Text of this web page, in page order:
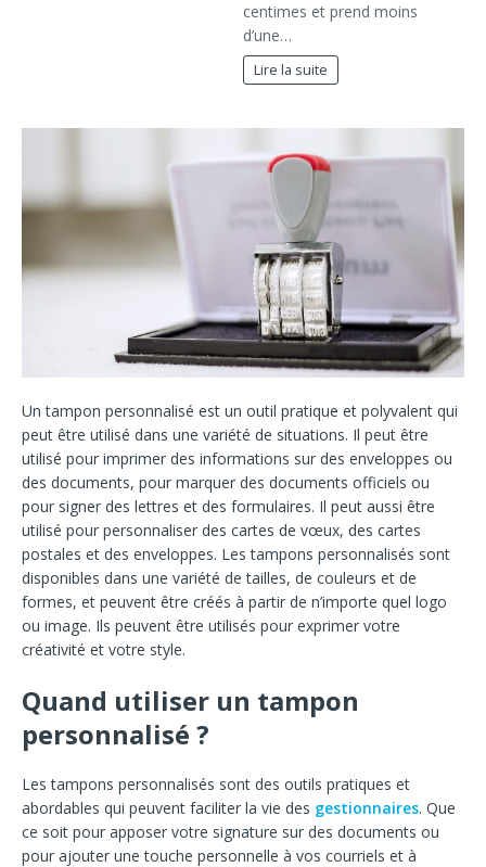
centimes et prend moins
d’une…
Lire la suite
Un tampon personnalisé est un outil pratique et polyvalent qui
peut être utilisé dans une variété de situations. Il peut être
utilisé pour imprimer des informations sur des enveloppes ou
des documents, pour marquer des documents officiels ou
pour signer des lettres et des formulaires. Il peut aussi être
utilisé pour personnaliser des cartes de vœux, des cartes
postales et des enveloppes. Les tampons personnalisés sont
disponibles dans une variété de tailles, de couleurs et de
formes, et peuvent être créés à partir de n’importe quel logo
ou image. Ils peuvent être utilisés pour exprimer votre
créativité et votre style.
Quand utiliser un tampon
personnalisé ?
Les tampons personnalisés sont des outils pratiques et
abordables qui peuvent faciliter la vie des gestionnaires. Que
ce soit pour apposer votre signature sur des documents ou
pour ajouter une touche personnelle à vos courriels et à